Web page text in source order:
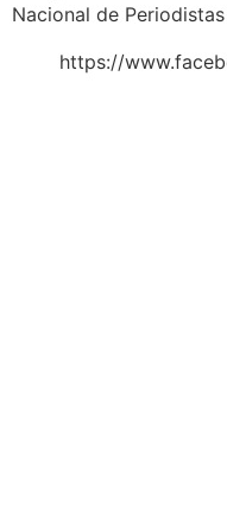
Nacional de
https://